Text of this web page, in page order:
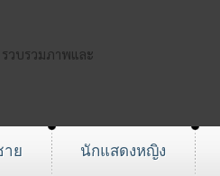
วบรวมภาพและ
าย นักแสดงหญิง